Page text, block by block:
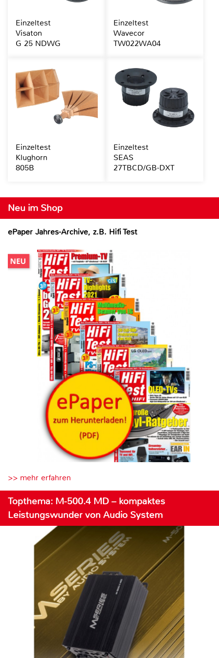
Neu im Shop
ePaper Jahres-Archive, z.B. Hifi Test
>> mehr erfahren
Topthema: M-500.4 MD – kompaktes
Leistungswunder von Audio System
Einzeltest
Visaton
G 25 NDWG
Einzeltest
Wavecor
TW022WA04
Einzeltest
Klughorn
805B
Einzeltest
SEAS
27TBCD/GB-DXT